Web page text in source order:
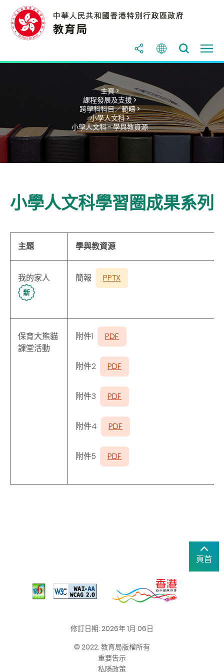
主頁 >
課程發展及支援 >
跨學科科目／範疇 >
小學人文科 >
小學人文科 - 學與教資源
小學人文科學習圈成果系列
主題 學與教資源
我的家人
新
簡報 PPTX
保育大熊貓
課堂活動
附件1 PDF
附件2 PDF
附件3 PDF
附件4 PDF
附件5 PDF
頁首
修訂日期: 2026年 1月 06日
© 2022. 教育局版權所有
重要告示
私隱政策